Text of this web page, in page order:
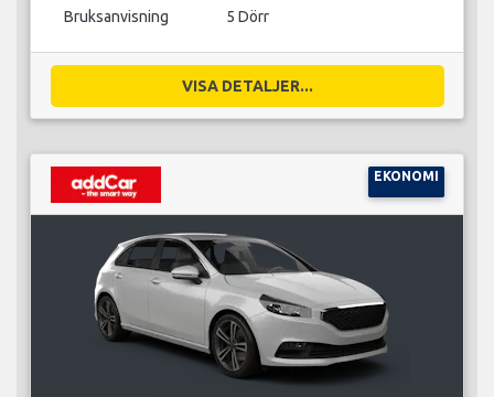
Bruksanvisning 5 Dörr
VISA DETALJER...
EKONOMI